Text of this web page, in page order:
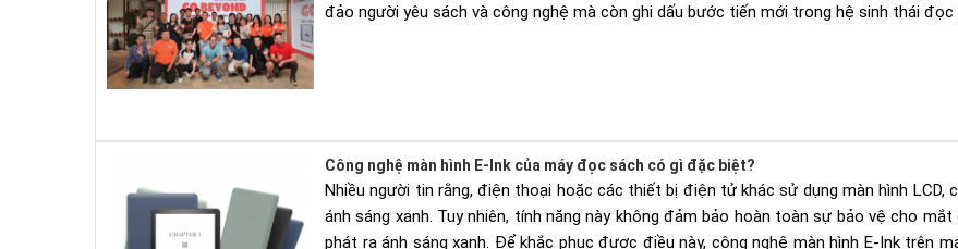
đảo người yêu sách và công nghệ mà còn ghi dấu bước tiến mới trong hệ sinh thái
Công nghệ màn hình E-Ink của máy đọc sách có gì đặc biệt?
Nhiều người tin rằng, điện thoại hoặc các thiết bị điện tử khác sử dụng màn hình
ánh sáng xanh. Tuy nhiên, tính năng này không đảm bảo hoàn toàn sự bảo vệ cho
phát ra ánh sáng xanh. Để khắc phục được điều này, công nghệ màn hình E-Ink trên